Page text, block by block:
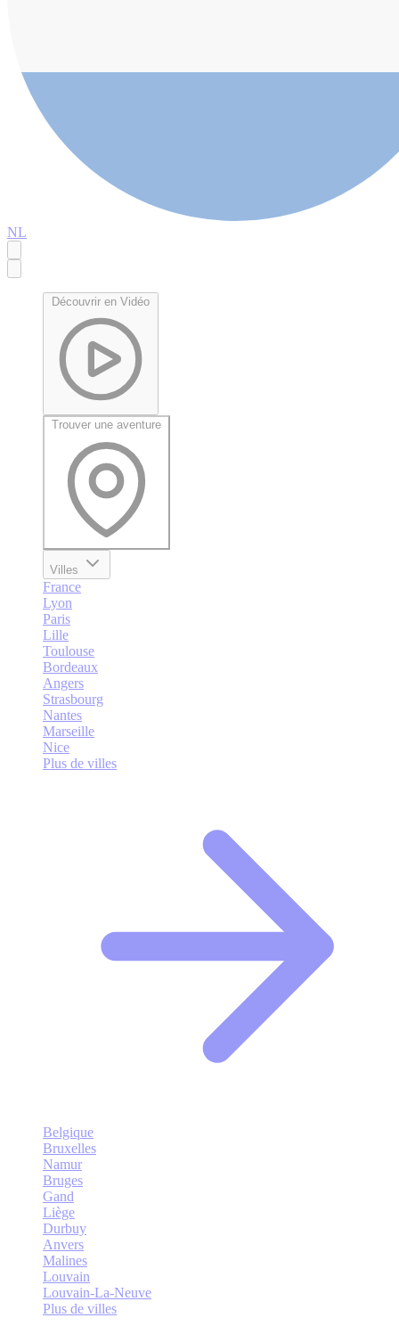
NL
Découvrir en Vidéo
Trouver une aventure
Villes
France
Lyon
Paris
Lille
Toulouse
Bordeaux
Angers
Strasbourg
Nantes
Marseille
Nice
Plus de villes
Belgique
Bruxelles
Namur
Bruges
Gand
Liège
Durbuy
Anvers
Malines
Louvain
Louvain-La-Neuve
Plus de villes